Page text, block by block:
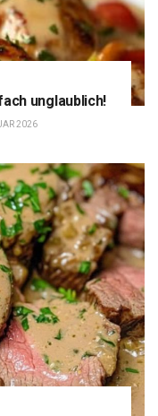
unglaublich!
2026